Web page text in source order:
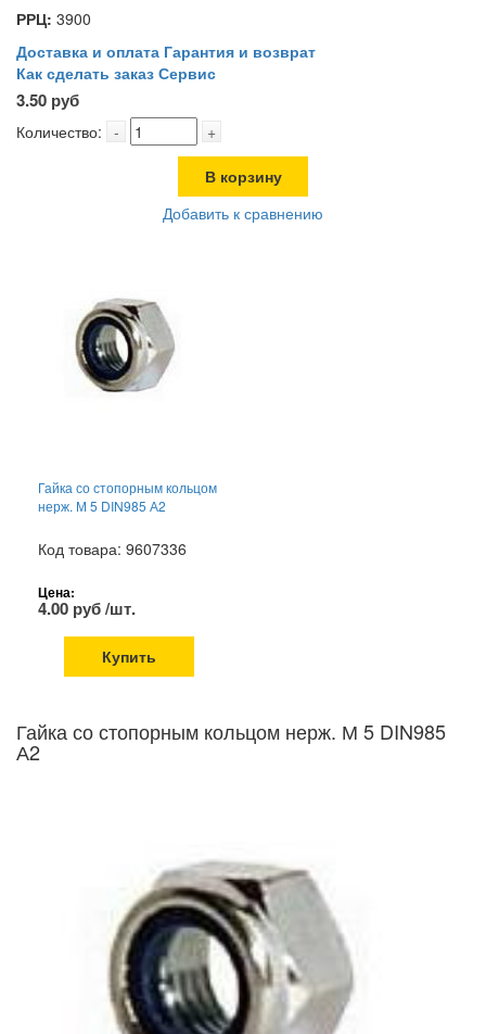
РРЦ: 3900
Доставка и оплата Гарантия и возврат
Как сделать заказ Сервис
3.50 руб
Количество: - +
В корзину
Добавить к сравнению
Гайка со стопорным кольцом
нерж. М 5 DIN985 А2
Код товара: 9607336
Цена:
4.00 руб /шт.
Купить
Гайка со стопорным кольцом нерж. М 5 DIN985
А2